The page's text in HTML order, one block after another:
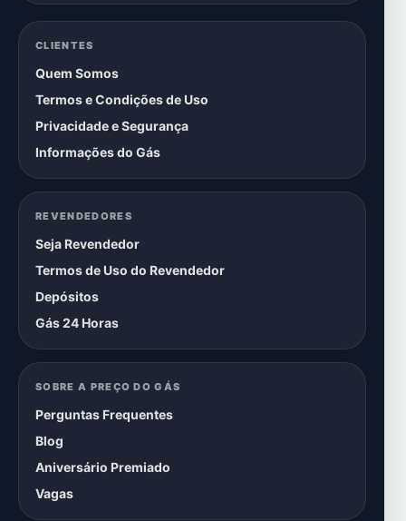
CLIENTES
Quem Somos
Termos e Condições de Uso
Privacidade e Segurança
Informações do Gás
REVENDEDORES
Seja Revendedor
Termos de Uso do Revendedor
Depósitos
Gás 24 Horas
SOBRE A PREÇO DO GÁS
Perguntas Frequentes
Blog
Aniversário Premiado
Vagas